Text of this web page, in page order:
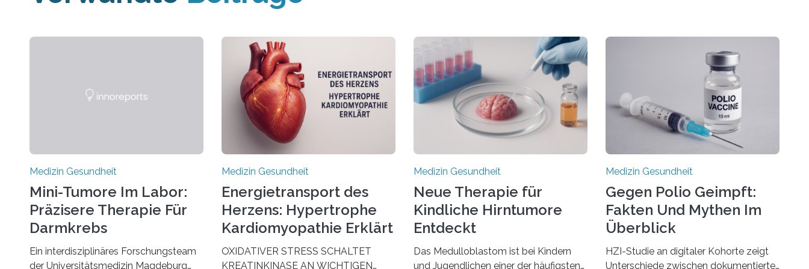
Medizin Gesundheit
Mini-Tumore Im Labor:
Präzisere Therapie Für
Darmkrebs
Ein interdisziplinäres Forschungsteam
der Universitätsmedizin Magdeburg
Medizin Gesundheit
Energietransport des
Herzens: Hypertrophe
Kardiomyopathie Erklärt
OXIDATIVER STRESS SCHALTET
KREATINKINASE AN WICHTIGEN
Medizin Gesundheit
Neue Therapie für
Kindliche Hirntumore
Entdeckt
Das Medulloblastom ist bei Kindern
und Jugendlichen einer der häufigsten
Medizin Gesundheit
Gegen Polio Geimpft:
Fakten Und Mythen Im
Überblick
HZI-Studie an digitaler Kohorte zeigt
Unterschiede zwischen dokumentierter